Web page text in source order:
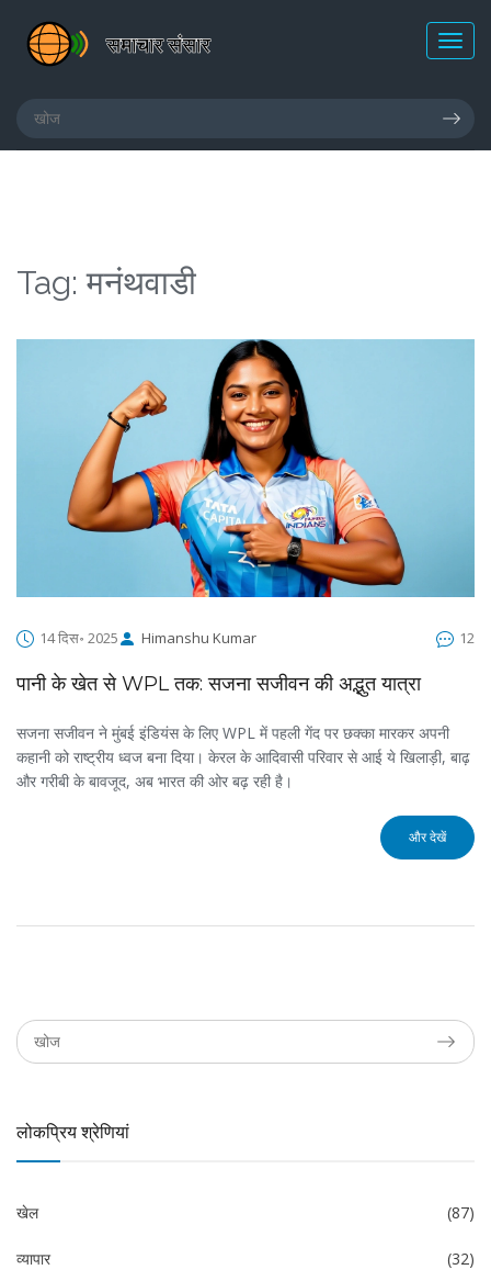
Tag: मनंथवाडी
14 दिस॰ 2025 Himanshu Kumar 12
पानी के खेत से WPL तक: सजना सजीवन की अद्भुत यात्रा
सजना सजीवन ने मुंबई इंडियंस के लिए WPL में पहली गेंद पर छक्का मारकर अपनी
कहानी को राष्ट्रीय ध्वज बना दिया। केरल के आदिवासी परिवार से आई ये खिलाड़ी, बाढ़
और गरीबी के बावजूद, अब भारत की ओर बढ़ रही है।
और देखें
लोकप्रिय श्रेणियां
खेल (87)
व्यापार (32)